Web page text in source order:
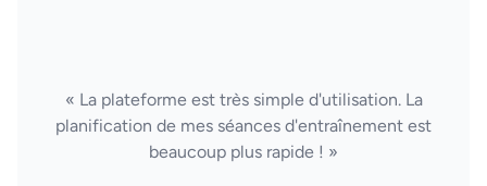
« La plateforme est très simple d'utilisation. La
planification de mes séances d'entraînement est
beaucoup plus rapide ! »